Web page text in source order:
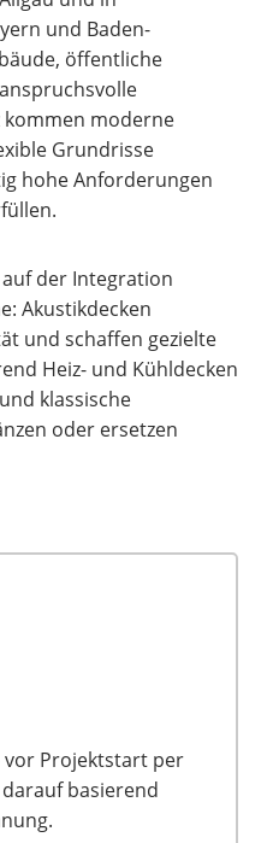
und Baden-
öffentliche
kommen moderne
Grundrisse
hohe Anforderungen
der Integration
Akustikdecken
und schaffen gezielte
Heiz- und Kühldecken
klassische
oder ersetzen
vor Projektstart per
basierend